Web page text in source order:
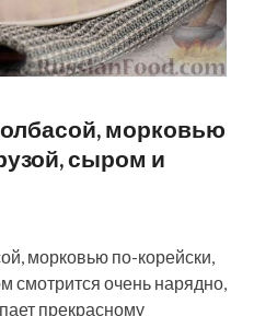
морковью
сыром и
морковью по-корейски,
смотрится очень нарядно,
прекрасному